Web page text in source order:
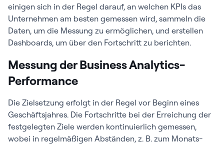
einigen sich in der Regel darauf, an welchen KPIs das
Unternehmen am besten gemessen wird, sammeln die
Daten, um die Messung zu ermöglichen, und erstellen
Dashboards, um über den Fortschritt zu berichten.
Messung der Business Analytics-
Performance
Die Zielsetzung erfolgt in der Regel vor Beginn eines
Geschäftsjahres. Die Fortschritte bei der Erreichung der
festgelegten Ziele werden kontinuierlich gemessen,
wobei in regelmäßigen Abständen, z. B. zum Monats-